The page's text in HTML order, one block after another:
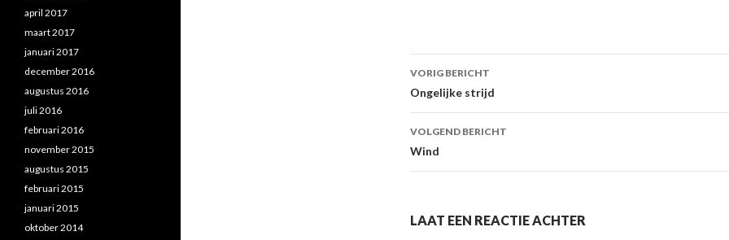
Berichtnavigatie
VORIG BERICHT
Ongelijke strijd
VOLGEND BERICHT
Wind
LAAT EEN REACTIE ACHTER
april 2017
maart 2017
januari 2017
december 2016
augustus 2016
juli 2016
februari 2016
november 2015
augustus 2015
februari 2015
januari 2015
oktober 2014